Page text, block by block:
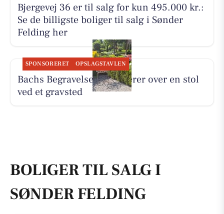
Bjergevej 36 er til salg for kun 495.000 kr.:
Se de billigste boliger til salg i Sønder
Felding her
SPONSORERET OPSLAGSTAVLEN
Bachs Begravelser reflekterer over en stol
ved et gravsted
BOLIGER TIL SALG I
SØNDER FELDING